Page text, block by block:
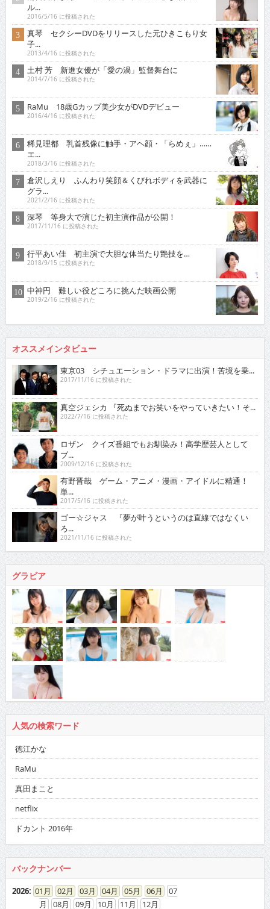
ル...
2016/5/16 に投稿された
真琴 セクシーDVDをリリースした元ひきこもり女
子...
2013/4/16 に投稿された
土村 芳 新進女優が「愛の渦」監督舞台に
2014/7/16 に投稿された
RaMu 18歳Gカップ美少女がDVDデビュー
2016/4/16 に投稿された
稀見理都 乳首残像に触手・アヘ顔・「らめぇ」……
エ...
2018/3/16 に投稿された
倉沢しえり ふんわり笑顔＆くびれボディを武器に
グラ...
2021/2/16 に投稿された
深琴 等身大で演じた初主演作品が公開！
2017/11/16 に投稿された
行平あい佳 初主演で大胆な体当たり艶技を…
2018/9/15 に投稿された
中神円 難しい役どころに挑んだ映画公開
2019/2/16 に投稿された
オススメインタビュー
東京03 シチュエーション・ドラマに出演！苦境を乗...
2017/11/16 に投稿された
真空ジェシカ 『死ぬまでお笑いをやっていきたい！そ...
2022/7/16 に投稿された
ロザン クイズ番組でもお馴染み！高学歴芸人として
ブ...
2009/12/16 に投稿された
有野晋哉 ゲーム・アニメ・漫画・アイドルに精通！
単...
2017/5/16 に投稿された
ゴー☆ジャス 『夢が叶うというのは直線ではなくい
ろ...
2021/11/16 に投稿された
グラビア
人気の検索ワード
徳江かな
RaMu
真田まこと
netflix
ドカント 2016年
バックナンバー
2026: 01 02 03 04 05 06
07
08
09 10 11 12